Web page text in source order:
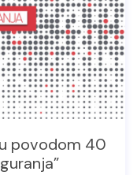
povodom 40